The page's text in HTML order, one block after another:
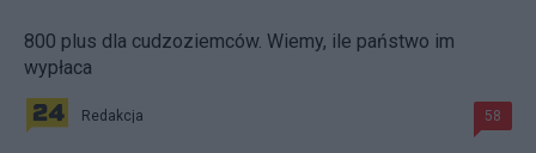
800 plus dla cudzoziemców. Wiemy, ile państwo im
wypłaca
Redakcja 58